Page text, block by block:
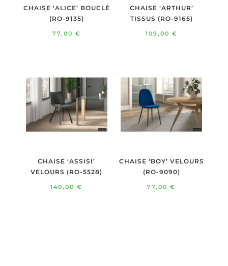
CHAISE ‘ALICE’ BOUCLÉ
(RO-9135)
77,00 €
CHAISE ‘ARTHUR’
TISSUS (RO-9165)
109,00 €
CHAISE ‘ASSISI’
VELOURS (RO-5528)
140,00€
CHAISE ‘BOY’ VELOURS
(RO-9090)
77,00€